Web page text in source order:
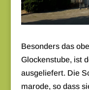
Besonders das
Glockenstube, ist
ausgeliefert. Die
marode, so dass